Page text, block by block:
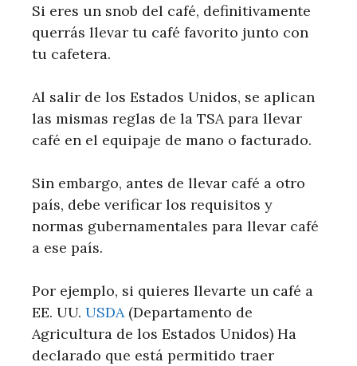
Si eres un snob del café, definitivamente
querrás llevar tu café favorito junto con
tu cafetera.
Al salir de los Estados Unidos, se aplican
las mismas reglas de la TSA para llevar
café en el equipaje de mano o facturado.
Sin embargo, antes de llevar café a otro
país, debe verificar los requisitos y
normas gubernamentales para llevar café
a ese país.
Por ejemplo, si quieres llevarte un café a
EE. UU. USDA(Departamento de
Agricultura de los Estados Unidos) Ha
declarado que está permitido traer